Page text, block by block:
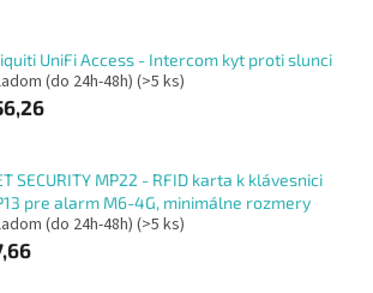
UniFi Access - Intercom kyt proti slunci
(do 24h-48h) (>5 ks)
SECURITY MP22 - RFID karta k klávesnici
pre alarm M6-4G, minimálne rozmery
(do 24h-48h) (>5 ks)